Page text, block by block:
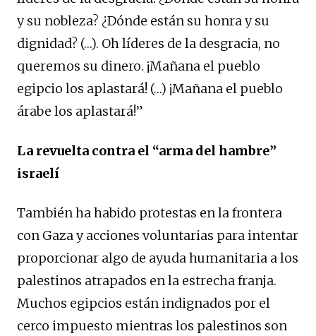
y su nobleza? ¿Dónde están su honra y su
dignidad? (…). Oh líderes de la desgracia, no
queremos su dinero. ¡Mañana el pueblo
egipcio los aplastará! (…) ¡Mañana el pueblo
árabe los aplastará!”
La revuelta contra el “arma del hambre”
israelí
También ha habido protestas en la frontera
con Gaza y acciones voluntarias para intentar
proporcionar algo de ayuda humanitaria a los
palestinos atrapados en la estrecha franja.
Muchos egipcios están indignados por el
cerco impuesto mientras los palestinos son